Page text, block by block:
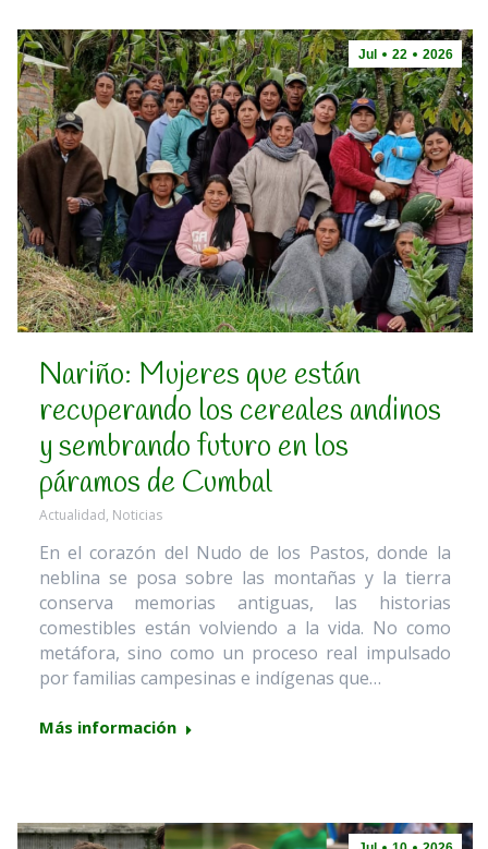
Jul 22 2026
Nariño: Mujeres que están
recuperando los cereales andinos
y sembrando futuro en los
páramos de Cumbal
Actualidad, Noticias
En el corazón del Nudo de los Pastos, donde la
neblina se posa sobre las montañas y la tierra
conserva memorias antiguas, las historias
comestibles están volviendo a la vida. No como
metáfora, sino como un proceso real impulsado
por familias campesinas e indígenas que…
Más información